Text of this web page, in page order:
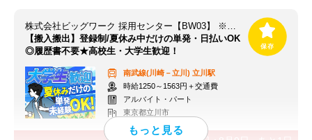
株式会社ビッグワーク 採用センター【BW03】 ※立川エリア
【搬入搬出】登録制/夏休み中だけの単発・日払いOK
◎履歴書不要★高校生・大学生歓迎！
南武線(川崎－立川) 立川駅
時給1250～1563円＋交通費
アルバイト・パート
東京都立川市